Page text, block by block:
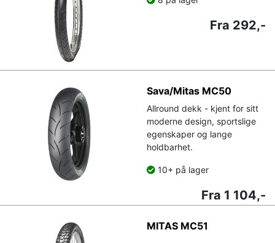
Fra 292,-
Sava/Mitas MC50
Allround dekk - kjent for sitt
moderne design, sportslige
egenskaper og lange
holdbarhet.
10+ på lager
Fra 1 104,-
MITAS MC51